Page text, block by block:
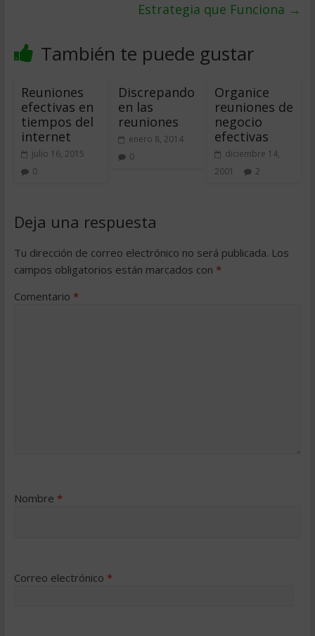
Estrategia que Funciona →
También te puede gustar
Reuniones
efectivas en
tiempos del
internet
julio 16, 2015
0
Discrepando
en las
reuniones
enero 8, 2014
0
Organice
reuniones de
negocio
efectivas
diciembre 14,
2001
2
Deja una respuesta
Tu dirección de correo electrónico no será publicada. Los
campos obligatorios están marcados con *
Comentario *
Nombre *
Correo electrónico *